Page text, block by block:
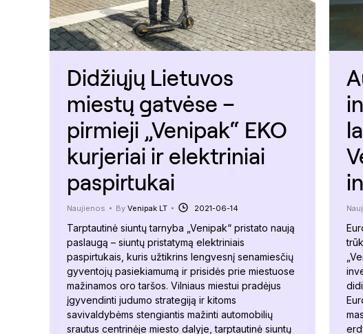
Didžiųjų Lietuvos
miestų gatvėse –
pirmieji „Venipak“ EKO
kurjeriai ir elektriniai
paspirtukai
Naujienos By Venipak LT 2021-06-14
Tarptautinė siuntų tarnyba „Venipak“ pristato naują
paslaugą – siuntų pristatymą elektriniais
paspirtukais, kuris užtikrins lengvesnį senamiesčių
gyventojų pasiekiamumą ir prisidės prie miestuose
mažinamos oro taršos. Vilniaus miestui pradėjus
įgyvendinti judumo strategiją ir kitoms
savivaldybėms stengiantis mažinti automobilių
srautus centrinėje miesto dalyje, tarptautinė siuntų